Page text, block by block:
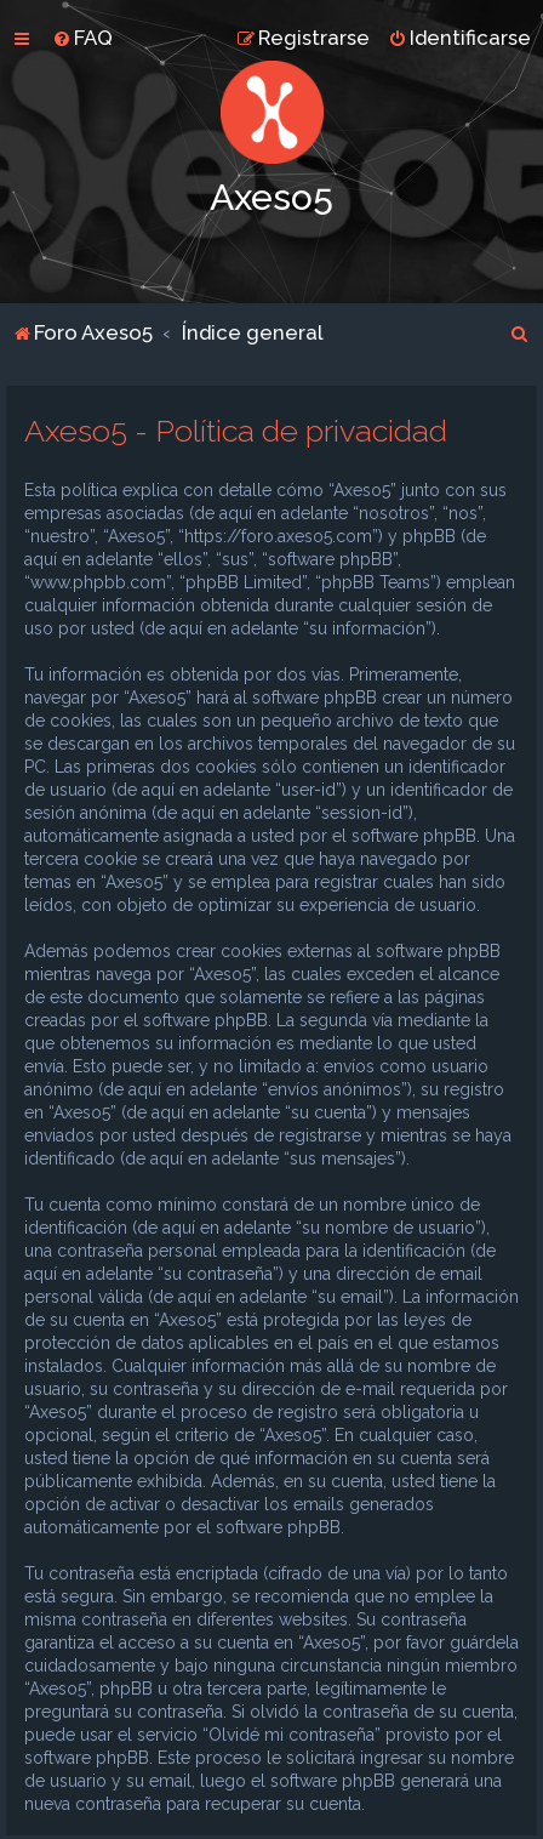
FAQ Identificarse
Registrarse
Axeso5
Foro Axeso5 Índice general
Axeso5 - Política de privacidad
Esta política explica con detalle cómo “Axeso5” junto con sus
empresas asociadas (de aquí en adelante “nosotros”, “nos”,
“nuestro”, “Axeso5”, “https://foro.axeso5.com”) y phpBB (de
aquí en adelante “ellos”, “sus”, “software phpBB”,
“www.phpbb.com”, “phpBB Limited”, “phpBB Teams”) emplean
cualquier información obtenida durante cualquier sesión de
uso por usted (de aquí en adelante “su información”).
Tu información es obtenida por dos vías. Primeramente,
navegar por “Axeso5” hará al software phpBB crear un número
de cookies, las cuales son un pequeño archivo de texto que
se descargan en los archivos temporales del navegador de su
PC. Las primeras dos cookies sólo contienen un identificador
de usuario (de aquí en adelante “user-id”) y un identificador de
sesión anónima (de aquí en adelante “session-id”),
automáticamente asignada a usted por el software phpBB. Una
tercera cookie se creará una vez que haya navegado por
temas en “Axeso5” y se emplea para registrar cuales han sido
leídos, con objeto de optimizar su experiencia de usuario.
Además podemos crear cookies externas al software phpBB
mientras navega por “Axeso5”, las cuales exceden el alcance
de este documento que solamente se refiere a las páginas
creadas por el software phpBB. La segunda vía mediante la
que obtenemos su información es mediante lo que usted
envía. Esto puede ser, y no limitado a: envíos como usuario
anónimo (de aquí en adelante “envíos anónimos”), su registro
en “Axeso5” (de aquí en adelante “su cuenta”) y mensajes
enviados por usted después de registrarse y mientras se haya
identificado (de aquí en adelante “sus mensajes”).
Tu cuenta como mínimo constará de un nombre único de
identificación (de aquí en adelante “su nombre de usuario”),
una contraseña personal empleada para la identificación (de
aquí en adelante “su contraseña”) y una dirección de email
personal válida (de aquí en adelante “su email”). La información
de su cuenta en “Axeso5” está protegida por las leyes de
protección de datos aplicables en el país en el que estamos
instalados. Cualquier información más allá de su nombre de
usuario, su contraseña y su dirección de e-mail requerida por
“Axeso5” durante el proceso de registro será obligatoria u
opcional, según el criterio de “Axeso5”. En cualquier caso,
usted tiene la opción de qué información en su cuenta será
públicamente exhibida. Además, en su cuenta, usted tiene la
opción de activar o desactivar los emails generados
automáticamente por el software phpBB.
Tu contraseña está encriptada (cifrado de una vía) por lo tanto
está segura. Sin embargo, se recomienda que no emplee la
misma contraseña en diferentes websites. Su contraseña
garantiza el acceso a su cuenta en “Axeso5”, por favor guárdela
cuidadosamente y bajo ninguna circunstancia ningún miembro
“Axeso5”, phpBB u otra tercera parte, legítimamente le
preguntará su contraseña. Si olvidó la contraseña de su cuenta,
puede usar el servicio “Olvidé mi contraseña” provisto por el
software phpBB. Este proceso le solicitará ingresar su nombre
de usuario y su email, luego el software phpBB generará una
nueva contraseña para recuperar su cuenta.